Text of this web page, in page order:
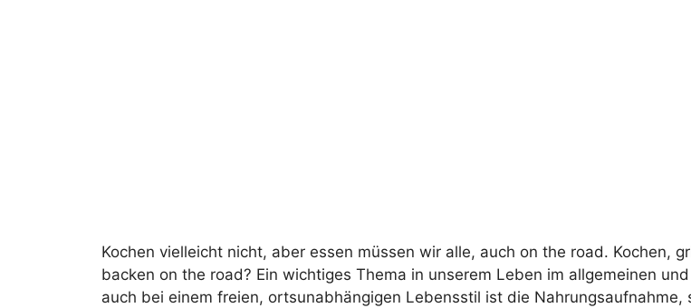
Kochen vielleicht nicht, aber essen müssen wir alle, auch on the road. Kochen,
backen on the road? Ein wichtiges Thema in unserem Leben im allgemeinen
auch bei einem freien, ortsunabhängigen Lebensstil ist die Nahrungsaufnahme,